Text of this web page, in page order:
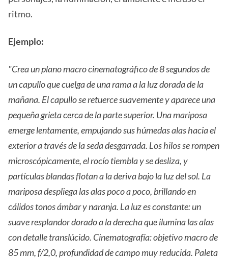
ritmo.
Ejemplo:
"Crea un plano macro cinematográfico de 8 segundos de
un capullo que cuelga de una rama a la luz dorada de la
mañana. El capullo se retuerce suavemente y aparece una
pequeña grieta cerca de la parte superior. Una mariposa
emerge lentamente, empujando sus húmedas alas hacia el
exterior a través de la seda desgarrada. Los hilos se rompen
microscópicamente, el rocío tiembla y se desliza, y
partículas blandas flotan a la deriva bajo la luz del sol. La
mariposa despliega las alas poco a poco, brillando en
cálidos tonos ámbar y naranja. La luz es constante: un
suave resplandor dorado a la derecha que ilumina las alas
con detalle translúcido. Cinematografía: objetivo macro de
85 mm, f/2,0, profundidad de campo muy reducida. Paleta